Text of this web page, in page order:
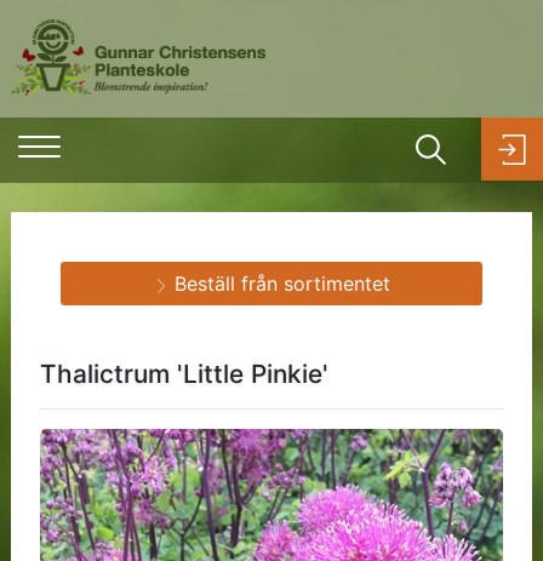
Thalictrum 'Little Pinkie'
Beställ från sortimentet